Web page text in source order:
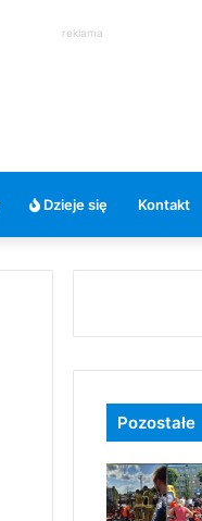
reklama
Dzieje się Kontakt
Pozostałe